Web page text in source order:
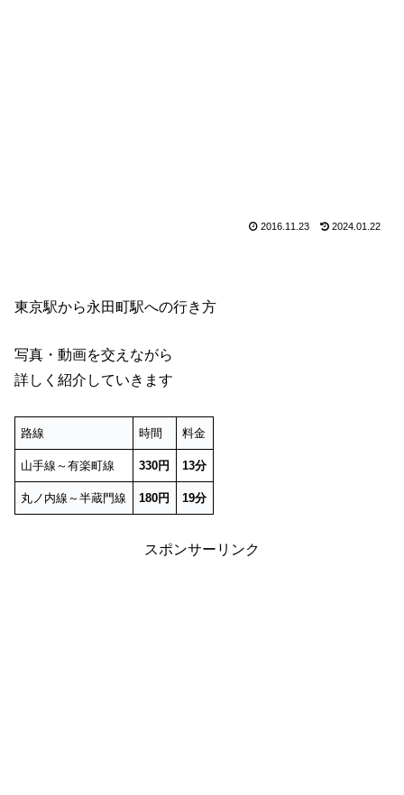
2016.11.23 2024.01.22
東京駅から永田町駅への行き方
写真・動画を交えながら
詳しく紹介していきます
路線 時間 料金
山手線～有楽町線 330円 13分
丸ノ内線～半蔵門線 180円 19分
スポンサーリンク